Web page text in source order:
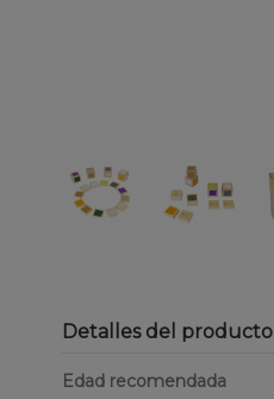
Detalles del producto
Edad recomendada